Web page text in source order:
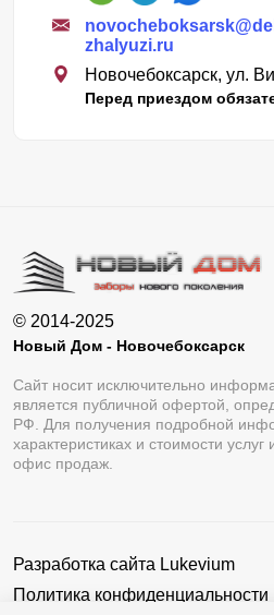
zhalyuzi.ru
Новочебоксарск, ул.
Перед приездом
© 2014-2025
Новый Дом - Новочебоксарск
Сайт носит исключительно
является публичной офертой,
РФ. Для получения подробной
характеристиках и стоимости
офис продаж.
Разработка сайта Lukevium
Политика конфиденциальности